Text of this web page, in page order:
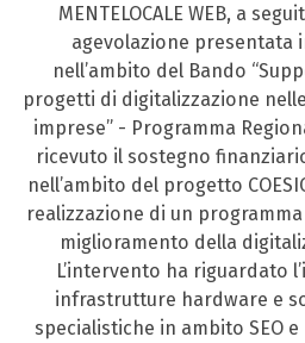
MENTELOCALE WEB, a
agevolazione presentata
nell’ambito del Bando
progetti di digitalizzazione
imprese” - Programma
ricevuto il sostegno
nell’ambito del progetto
realizzazione di un
miglioramento della
L’intervento ha riguardato
infrastrutture hardware e
specialistiche in ambito SEO